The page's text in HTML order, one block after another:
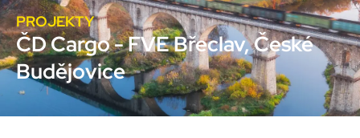
PROJEKTY
ČD Cargo - FVE Břeclav, České
Budějovice